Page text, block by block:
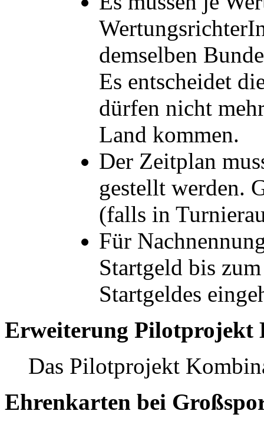
demselben
Es entscheidet
dürfen nicht
Land kommen.
Der Zeitplan
gestellt werden.
(falls in
Für
Startgeld bis
Startgeldes
Erweiterung Pilotprojekt
Das Pilotprojekt
Ehrenkarten bei